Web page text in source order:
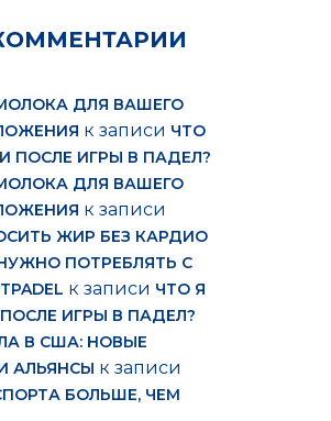
ДЛЯ ВАШЕГО
к записи ЧТО
ПОСЛЕ ИГРЫ В ПАДЕЛ?
ДЛЯ ВАШЕГО
к записи
ЖИР БЕЗ КАРДИО
ПОТРЕБЛЯТЬ С
к записи ЧТО Я
ИГРЫ В ПАДЕЛ?
В США: НОВЫЕ
АЛЬЯНСЫ к записи
БОЛЬШЕ, ЧЕМ